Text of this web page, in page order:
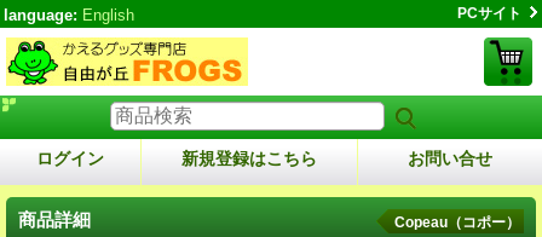
language: English PCサイト
ログイン 新規登録はこちら お問い合せ
商品詳細 Copeau（コポー）